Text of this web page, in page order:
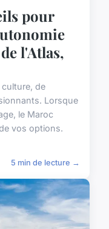
pour
l'Atlas,
de
Lorsque
le Maroc
vos options.
5 min de lecture →